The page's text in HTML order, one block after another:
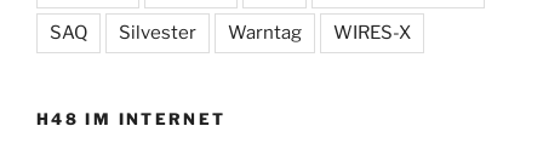
SAQ Silvester Warntag WIRES-X
H48 IM INTERNET